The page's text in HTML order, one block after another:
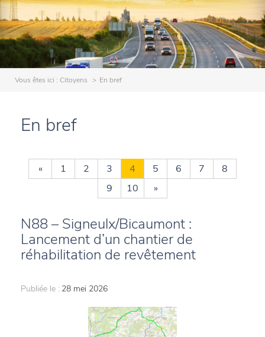
Vous êtes ici : Citoyens En bref
En bref
« 1 2 3 4 5 6 7
8
9
10 »
N88 – Signeulx/Bicaumont :
Lancement d’un chantier de
réhabilitation de revêtement
Publiée le : 28 mei 2026